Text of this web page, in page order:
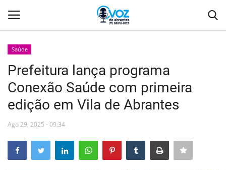
Home
Abrantes
Camaçari
Saúde
Prefeitura lança programa
Conexão Saúde com primeira
edição em Vila de Abrantes
Ago 29, 2025 - 09:34